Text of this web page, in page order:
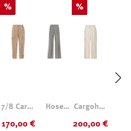
Rabatt
%
7/8 Cargo
Sophie
170,00 €
Hose
Rabatt
%
Cargohos
200,00 €